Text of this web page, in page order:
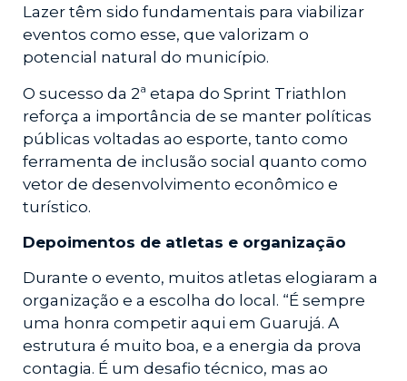
Lazer têm sido fundamentais para viabilizar
eventos como esse, que valorizam o
potencial natural do município.
O sucesso da 2ª etapa do Sprint Triathlon
reforça a importância de se manter políticas
públicas voltadas ao esporte, tanto como
ferramenta de inclusão social quanto como
vetor de desenvolvimento econômico e
turístico.
Depoimentos de atletas e organização
Durante o evento, muitos atletas elogiaram a
organização e a escolha do local. “É sempre
uma honra competir aqui em Guarujá. A
estrutura é muito boa, e a energia da prova
contagia. É um desafio técnico, mas ao